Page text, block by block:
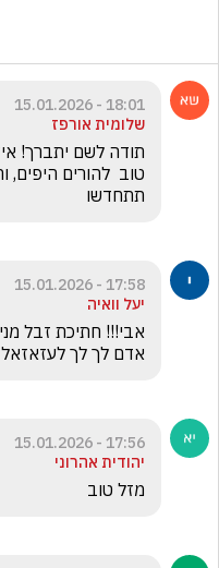
18:01 - 15.01.2026
שלומית אורפז
תתחדשו
17:58 - 15.01.2026
יעל וואיה
אדם לך לך לעזאזאל
17:56 - 15.01.2026
יהודית אהרוני
מזל טוב